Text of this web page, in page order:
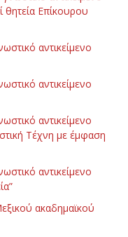
θητεία Επίκουρου
αντικείμενο
αντικείμενο
αντικείμενο
Τέχνη με έμφαση
αντικείμενο
ακαδημαϊκού